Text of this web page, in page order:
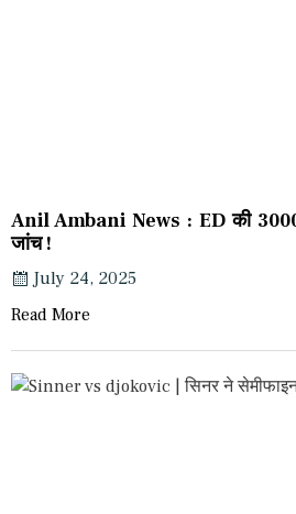
Anil Ambani News : ED की
जांच !
July 24, 2025
Read More